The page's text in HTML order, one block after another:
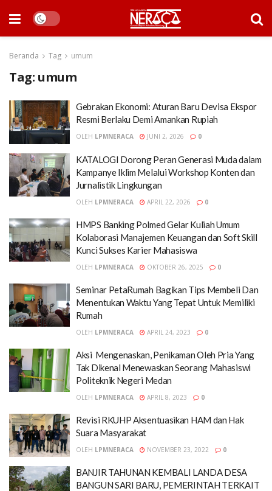
Beranda Tag umum
Tag: umum
Gebrakan Ekonomi: Aturan Baru Devisa Ekspor
Resmi Berlaku Demi Amankan Rupiah
OLEH LPMNERACA JUNI 2, 2026 0
KATALOGI Dorong Peran Generasi Muda dalam
Kampanye Iklim Melalui Workshop Konten dan
Jurnalistik Lingkungan
OLEH LPMNERACA APRIL 22, 2026 0
HMPS Banking Polmed Gelar Kuliah Umum
Kolaborasi Manajemen Keuangan dan Soft Skill
Kunci Sukses Karier Mahasiswa
OLEH LPMNERACA OKTOBER 26, 2025 0
Seminar PetaRumah Bagikan Tips Membeli Dan
Menentukan Waktu Yang Tepat Untuk Memiliki
Rumah
OLEH LPMNERACA APRIL 24, 2023 0
Aksi Mengenaskan, Penikaman Oleh Pria Yang
Tak Dikenal Menewaskan Seorang Mahasiswi
Politeknik Negeri Medan
OLEH LPMNERACA APRIL 8, 2023 0
Revisi RKUHP Aksentuasikan HAM dan Hak
Suara Masyarakat
OLEH LPMNERACA NOVEMBER 23, 2022 0
BANJIR TAHUNAN KEMBALI LANDA DESA
BANGUN SARI BARU, PEMERINTAH TERKAIT